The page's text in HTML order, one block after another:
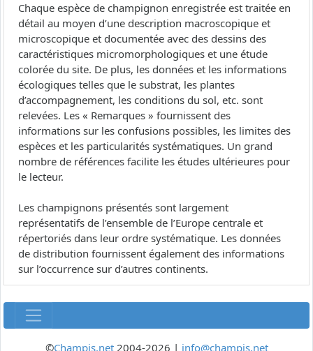
Chaque espèce de champignon enregistrée est traitée en
détail au moyen d’une description macroscopique et
microscopique et documentée avec des dessins des
caractéristiques micromorphologiques et une étude
colorée du site. De plus, les données et les informations
écologiques telles que le substrat, les plantes
d’accompagnement, les conditions du sol, etc. sont
relevées. Les « Remarques » fournissent des
informations sur les confusions possibles, les limites des
espèces et les particularités systématiques. Un grand
nombre de références facilite les études ultérieures pour
le lecteur.
Les champignons présentés sont largement
représentatifs de l’ensemble de l’Europe centrale et
répertoriés dans leur ordre systématique. Les données
de distribution fournissent également des informations
sur l’occurrence sur d’autres continents.
©Champis.net2004-2026 | info@champis.net